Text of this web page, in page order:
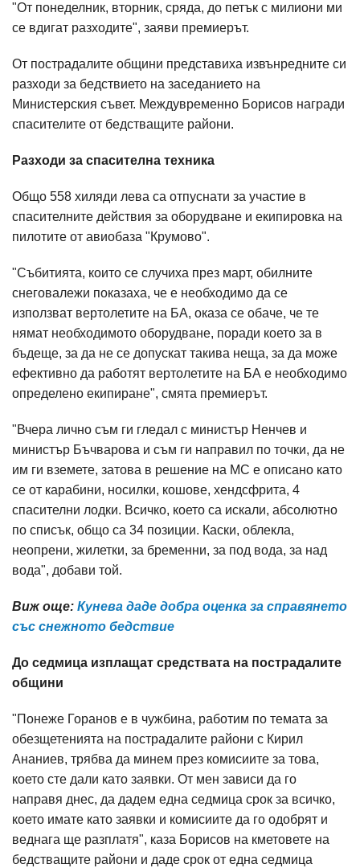
"От понеделник, вторник, сряда, до петък с милиони ми
се вдигат разходите", заяви премиерът.
От пострадалите общини представиха извънредните си
разходи за бедствието на заседанието на
Министерския съвет. Междувременно Борисов награди
спасителите от бедстващите райони.
Разходи за спасителна техника
Общо 558 хиляди лева са отпуснати за участие в
спасителните действия за оборудване и екипировка на
пилотите от авиобаза "Крумово".
"Събитията, които се случиха през март, обилните
снеговалежи показаха, че е необходимо да се
използват вертолетите на БА, оказа се обаче, че те
нямат необходимото оборудване, поради което за в
бъдеще, за да не се допускат такива неща, за да може
ефективно да работят вертолетите на БА е необходимо
определено екипиране", смята премиерът.
"Вчера лично съм ги гледал с министър Ненчев и
министър Бъчварова и съм ги направил по точки, да не
им ги вземете, затова в решение на МС е описано като
се от карабини, носилки, кошове, хендсфрита, 4
спасителни лодки. Всичко, което са искали, абсолютно
по списък, общо са 34 позиции. Каски, облекла,
неопрени, жилетки, за бременни, за под вода, за над
вода", добави той.
Виж още: Кунева даде добра оценка за справянето
със снежното бедствие
До седмица изплащат средствата на пострадалите
общини
"Понеже Горанов е в чужбина, работим по темата за
обезщетенията на пострадалите райони с Кирил
Ананиев, трябва да минем през комисиите за това,
което сте дали като заявки. От мен зависи да го
направя днес, да дадем една седмица срок за всичко,
което имате като заявки и комисиите да го одобрят и
веднага ще разплатя", каза Борисов на кметовете на
бедстващите райони и даде срок от една седмица